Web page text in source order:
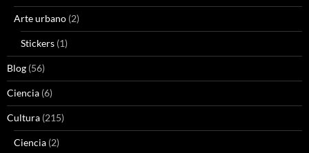
Arte urbano (2)
Stickers (1)
Blog (56)
Ciencia (6)
Cultura (215)
Ciencia (2)